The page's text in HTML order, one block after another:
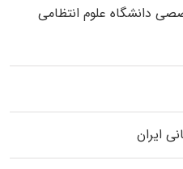
داﻧﺸﮕﺎه ﻋﻠﻮم انتظامی
ایران